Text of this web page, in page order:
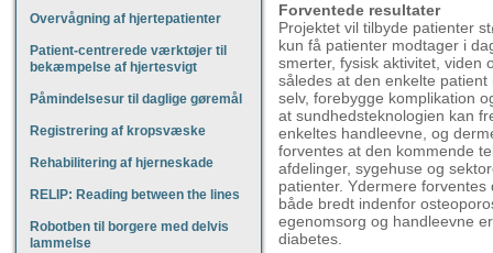
Overvågning af hjertepatienter
Patient-centrerede værktøjer til
bekæmpelse af hjertesvigt
Påmindelsesur til daglige gøremål
Registrering af kropsvæske
Rehabilitering af hjerneskade
RELIP: Reading between the lines
Robotben til borgere med delvis
lammelse
Forventede resultater
Projektet vil tilbyde patienter
kun få patienter modtager i
smerter, fysisk aktivitet,
således at den enkelte
selv, forebygge komplikation
at sundhedsteknologien kan
enkeltes handleevne, og
forventes at den kommende
afdelinger, sygehuse og
patienter. Ydermere
både bredt indenfor
egenomsorg og handleevne
diabetes.